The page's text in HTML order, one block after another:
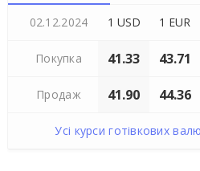
02.12.2024 1 USD 1 EUR
Покупка 41.33 43.71
Продаж 41.90 44.36
Усі курси готівкових